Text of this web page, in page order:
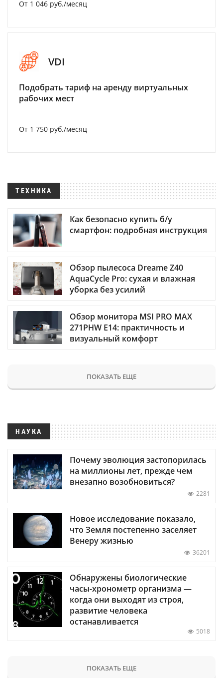
От 1 046 руб./месяц
VDI
Подобрать тариф на аренду виртуальных
рабочих мест
От 1 750 руб./месяц
ТЕХНИКА
Как безопасно купить б/у
смартфон: подробная инструкция
Обзор пылесоса Dreame Z40
AquaCycle Pro: сухая и влажная
уборка без усилий
Обзор монитора MSI PRO MAX
271PHW E14: практичность и
визуальный комфорт
ПОКАЗАТЬ ЕЩЕ
НАУКА
Почему эволюция застопорилась
на миллионы лет, прежде чем
внезапно возобновиться?
2281
Новое исследование показало,
что Земля постепенно заселяет
Венеру жизнью
36201
Обнаружены биологические
часы-хронометр организма —
когда они выходят из строя,
развитие человека
останавливается
5018
ПОКАЗАТЬ ЕЩЕ